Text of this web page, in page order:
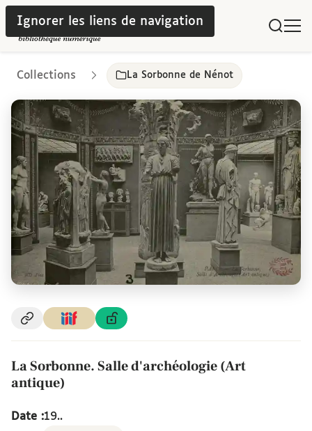
Ignorer les liens de navigation
Collections La Sorbonne de Nénot
La Sorbonne. Salle d'archéologie (Art
antique)
Date :19..